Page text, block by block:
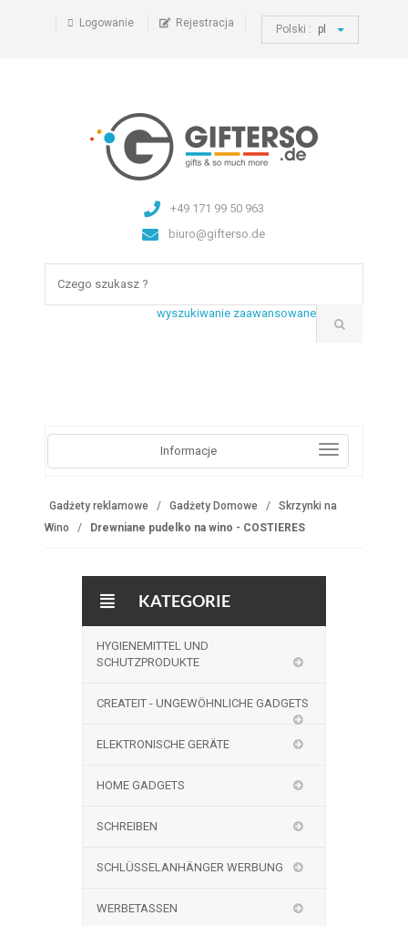
Logowanie Rejestracja Polski : pl
+49 171 99 50 963
biuro@gifterso.de
wyszukiwanie zaawansowane
Informacje
Gadżety reklamowe Gadżety Domowe
Skrzynki na
Wino
Drewniane pudelko na wino - COSTIERES
KATEGORIE
HYGIENEMITTEL UND
SCHUTZPRODUKTE
CREATEIT - UNGEWÖHNLICHE GADGETS
ELEKTRONISCHE GERÄTE
HOME GADGETS
SCHREIBEN
SCHLÜSSELANHÄNGER WERBUNG
WERBETASSEN